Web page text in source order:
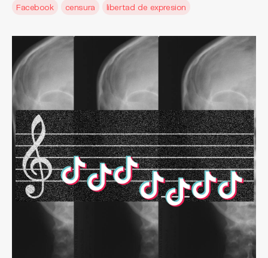
Facebook
censura libertad de expresion